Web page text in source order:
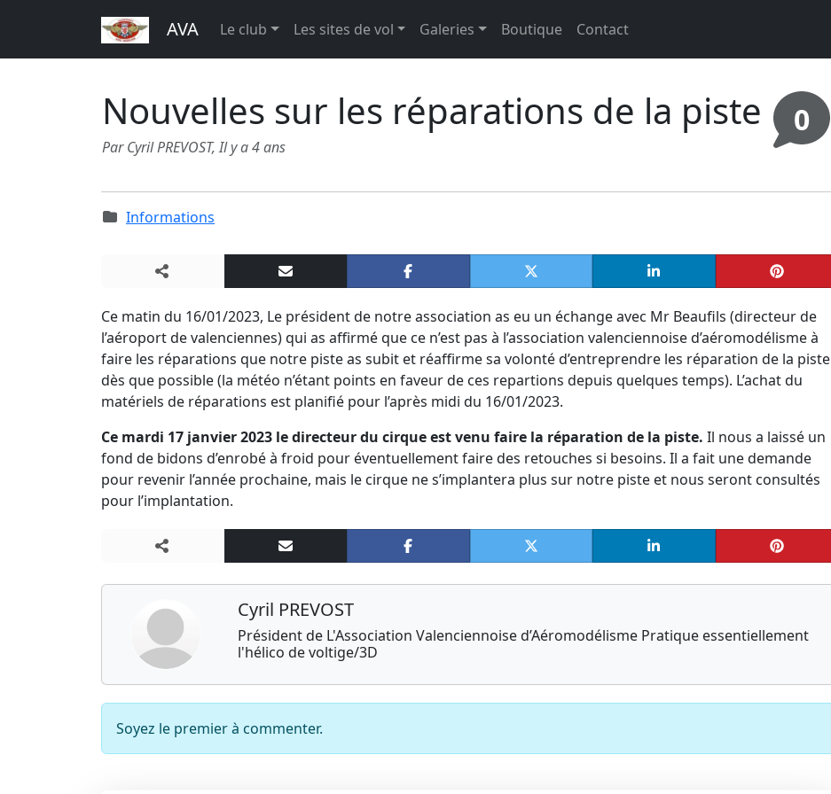
AVA Le club Les sites de vol Galeries Boutique Contact
Nouvelles sur les réparations de la piste
Par Cyril PREVOST,Il y a 4 ans
0
Informations
Ce matin du 16/01/2023, Le président de notre association as eu un échange avec Mr Beaufils (directeur de
l’aéroport de valenciennes) qui as affirmé que ce n’est pas à l’association valenciennoise d’aéromodélisme à
faire les réparations que notre piste as subit et réaffirme sa volonté d’entreprendre les réparation de la piste
dès que possible (la météo n’étant points en faveur de ces repartions depuis quelques temps). L’achat du
matériels de réparations est planifié pour l’après midi du 16/01/2023.
Ce mardi 17 janvier 2023 le directeur du cirque est venu faire la réparation de la piste. Il nous a laissé un
fond de bidons d’enrobé à froid pour éventuellement faire des retouches si besoins. Il a fait une demande
pour revenir l’année prochaine, mais le cirque ne s’implantera plus sur notre piste et nous seront consultés
pour l’implantation.
Cyril PREVOST
Président de L'Association Valenciennoise d’Aéromodélisme Pratique essentiellement
l'hélico de voltige/3D
Soyez le premier à commenter.